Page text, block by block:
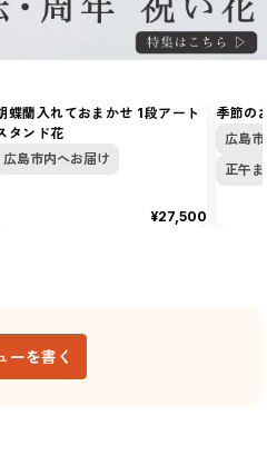
蝶蘭入れておまかせ 1段アート
タンド花
広島市内へお届け
¥27,500
季節の
広島
正午
ーを書く